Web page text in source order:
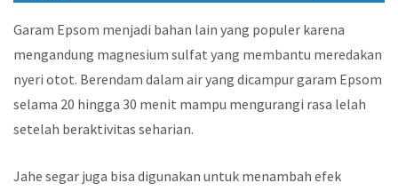
Garam Epsom menjadi bahan lain yang populer karena
mengandung magnesium sulfat yang membantu meredakan
nyeri otot. Berendam dalam air yang dicampur garam Epsom
selama 20 hingga 30 menit mampu mengurangi rasa lelah
setelah beraktivitas seharian.
Jahe segar juga bisa digunakan untuk menambah efek